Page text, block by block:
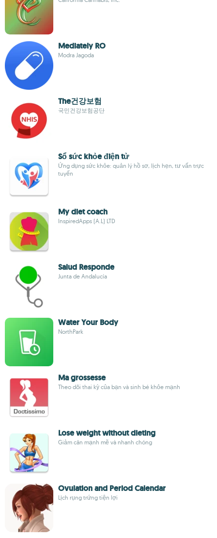
Mediately RO
Modra Jagoda
The건강보험
국민건강보험공단
Sổ sức khỏe điện tử
Ứng dụng sức khỏe: quản lý hồ sơ, lịch hẹn, tư vấn trực
tuyến
My diet coach
InspiredApps (A.L) LTD
Salud Responde
Junta de Andalucía
Water Your Body
NorthPark
Ma grossesse
Theo dõi thai kỳ của bạn và sinh bé khỏe mạnh
Lose weight without dieting
Giảm cân mạnh mẽ và nhanh chóng
Ovulation and Period Calendar
Lịch rụng trứng tiện lợi